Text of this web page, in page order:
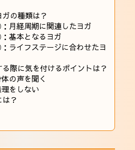
の種類は？
月経周期に関連したヨガ
基本となるヨガ
ライフステージに合わせたヨ
際に気を付けるポイントは？
の声を聞く
をしない
？